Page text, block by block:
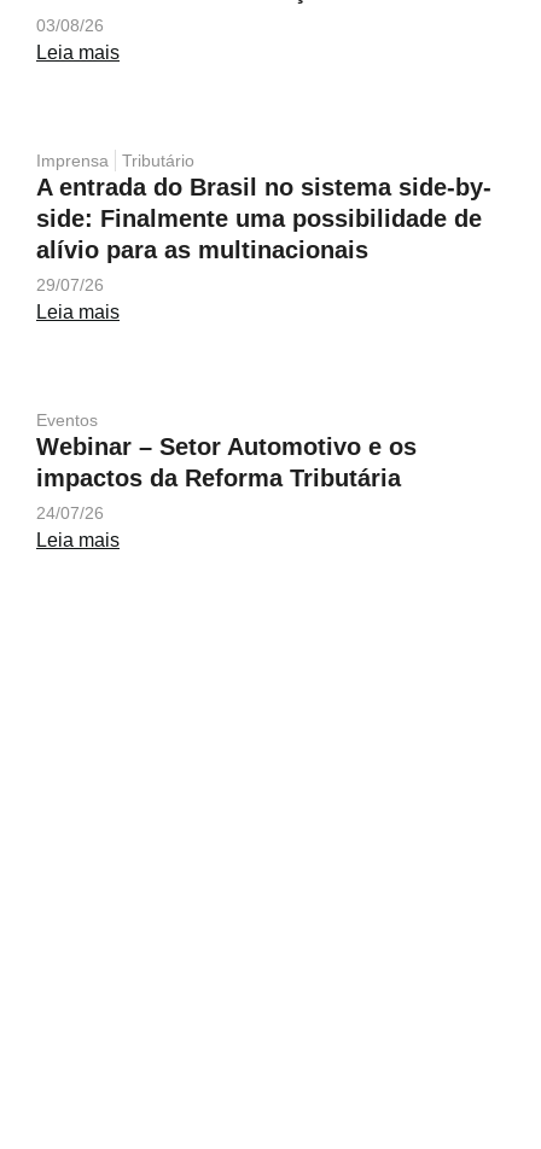
03/08/26
Leia mais
Imprensa Tributário
A entrada do Brasil no sistema side-by-
side: Finalmente uma possibilidade de
alívio para as multinacionais
29/07/26
Leia mais
Eventos
Webinar – Setor Automotivo e os
impactos da Reforma Tributária
24/07/26
Leia mais